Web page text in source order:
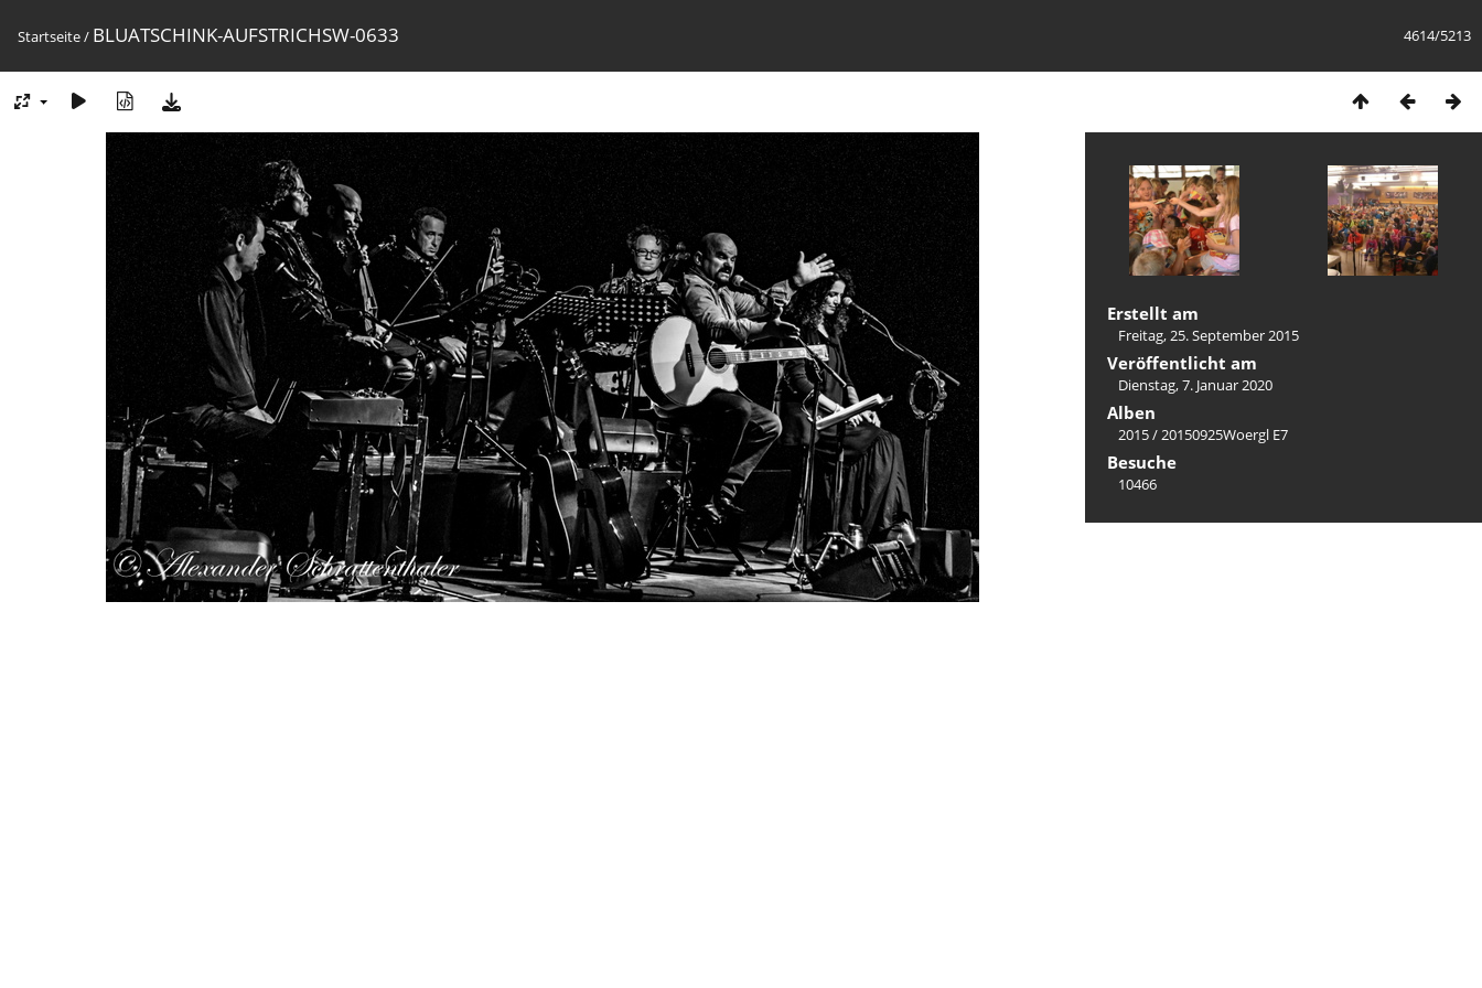
4614/5213
Startseite/ BLUATSCHINK-AUFSTRICHSW-0633
Erstellt am
Freitag, 25. September 2015
Veröffentlicht am
Dienstag, 7. Januar 2020
Alben
2015/20150925Woergl E7
Besuche
10466